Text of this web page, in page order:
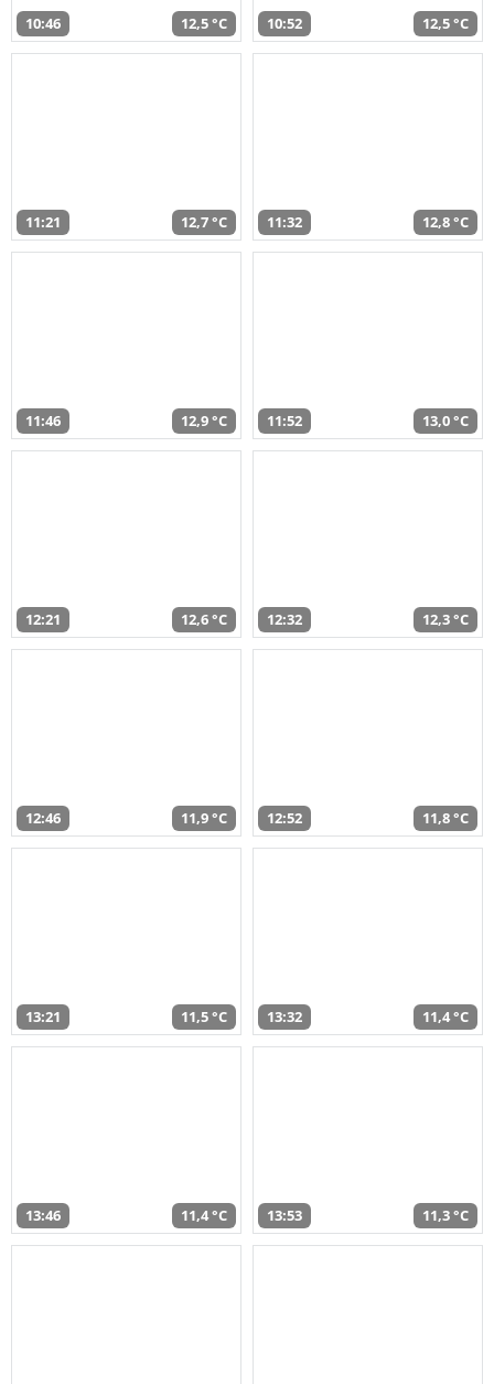
10:46 12,5 °C 10:52 12,5 °C
11:21 12,7 °C 11:32 12,8 °C
11:46 12,9 °C 11:52 13,0 °C
12:21 12,6 °C 12:32 12,3 °C
12:46 11,9 °C 12:52 11,8 °C
13:21 11,5 °C 13:32 11,4 °C
13:46 11,4 °C 13:53 11,3 °C